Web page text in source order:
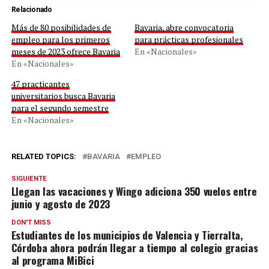
Relacionado
Más de 80 posibilidades de
empleo para los primeros
meses de 2023 ofrece Bavaria
En «Nacionales»
Bavaria, abre convocatoria
para prácticas profesionales
En «Nacionales»
47 practicantes
universitarios busca Bavaria
para el segundo semestre
En «Nacionales»
RELATED TOPICS: BAVARIA EMPLEO
SIGUIENTE
Llegan las vacaciones y Wingo adiciona 350 vuelos entre
junio y agosto de 2023
DON'T MISS
Estudiantes de los municipios de Valencia y Tierralta,
Córdoba ahora podrán llegar a tiempo al colegio gracias
al programa MiBici